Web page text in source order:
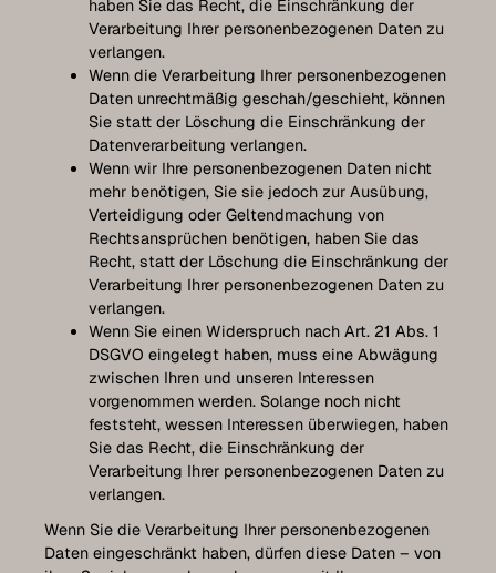
haben Sie das Recht, die Einschränkung der
Verarbeitung Ihrer personenbezogenen Daten zu
verlangen.
Wenn die Verarbeitung Ihrer personenbezogenen
Daten unrechtmäßig geschah/geschieht, können
Sie statt der Löschung die Einschränkung der
Datenverarbeitung verlangen.
Wenn wir Ihre personenbezogenen Daten nicht
mehr benötigen, Sie sie jedoch zur Ausübung,
Verteidigung oder Geltendmachung von
Rechtsansprüchen benötigen, haben Sie das
Recht, statt der Löschung die Einschränkung der
Verarbeitung Ihrer personenbezogenen Daten zu
verlangen.
Wenn Sie einen Widerspruch nach Art. 21 Abs. 1
DSGVO eingelegt haben, muss eine Abwägung
zwischen Ihren und unseren Interessen
vorgenommen werden. Solange noch nicht
feststeht, wessen Interessen überwiegen, haben
Sie das Recht, die Einschränkung der
Verarbeitung Ihrer personenbezogenen Daten zu
verlangen.
Wenn Sie die Verarbeitung Ihrer personenbezogenen
Daten eingeschränkt haben, dürfen diese Daten – von